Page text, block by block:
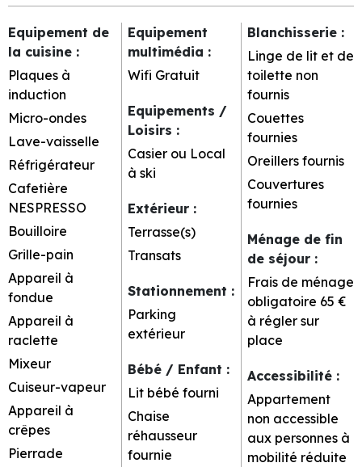
Equipement de
la cuisine :
Plaques à
induction
Micro-ondes
Lave-vaisselle
Réfrigérateur
Cafetière
NESPRESSO
Bouilloire
Grille-pain
Appareil à
fondue
Appareil à
raclette
Mixeur
Cuiseur-vapeur
Appareil à
crêpes
Pierrade
Equipement
multimédia :
Wifi Gratuit
Equipements /
Loisirs :
Casier ou Local
à ski
Extérieur :
Terrasse(s)
Transats
Stationnement :
Parking
extérieur
Bébé / Enfant :
Lit bébé fourni
Chaise
réhausseur
fournie
Blanchisserie :
Linge de lit et de
toilette non
fournis
Couettes
fournies
Oreillers fournis
Couvertures
fournies
Ménage de fin
de séjour :
Frais de ménage
obligatoire 65 €
à régler sur
place
Accessibilité :
Appartement
non accessible
aux personnes à
mobilité réduite